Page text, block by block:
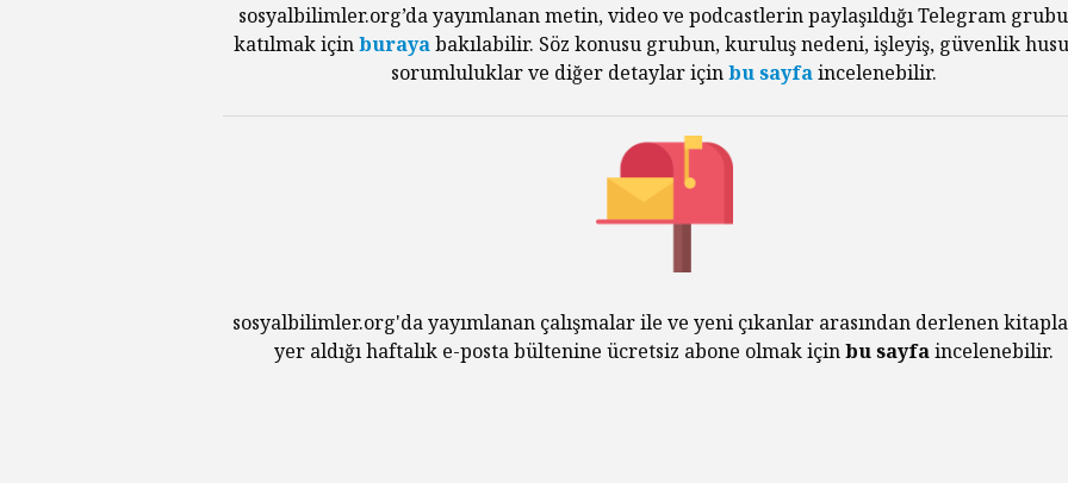
sosyalbilimler.org’da yayımlanan metin, video ve podcastlerin paylaşıldığı Telegram
katılmak içinburayabakılabilir. Söz konusu grubun, kuruluş nedeni, işleyiş, güvenlik
sorumluluklar ve diğer detaylar içinbu sayfaincelenebilir.
sosyalbilimler.org'da yayımlanan çalışmalar ile ve yeni çıkanlar arasından derlenen
yer aldığı haftalık e-posta bültenine ücretsiz abone olmak içinbu sayfaincelenebilir.